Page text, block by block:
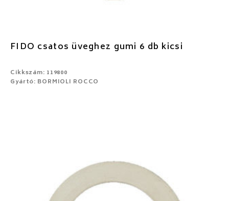
FIDO csatos üveghez gumi 6 db kicsi
Cikkszám: 119800
Gyártó: BORMIOLI ROCCO